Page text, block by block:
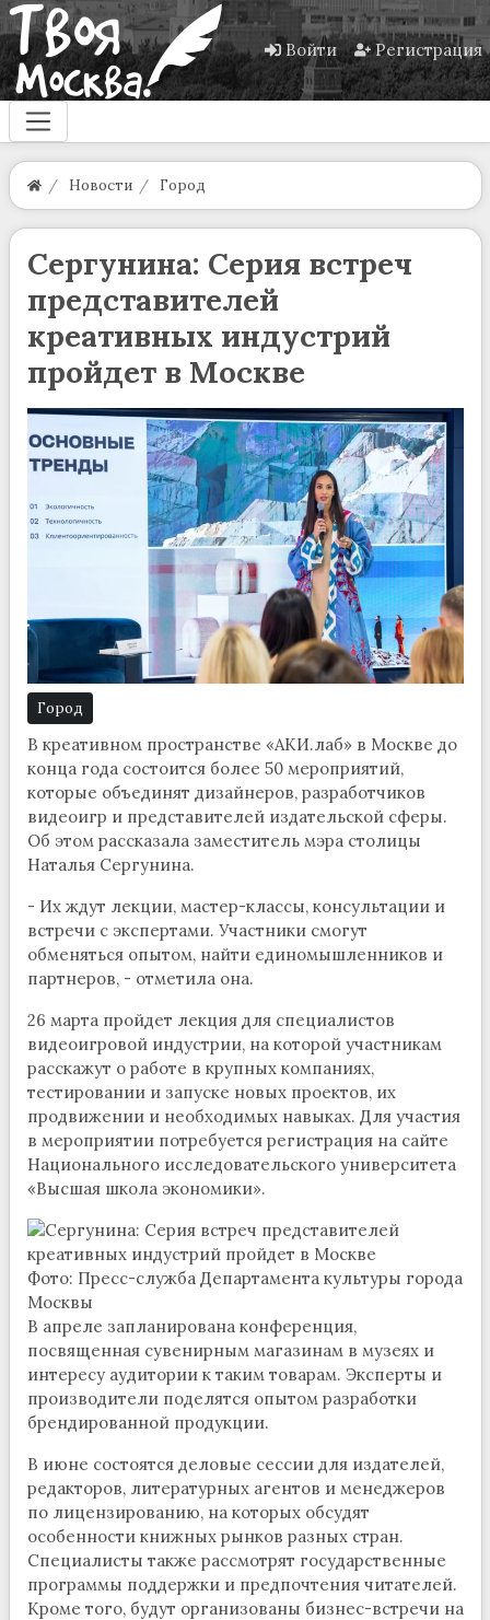
Войти Регистрация
Новости Город
Сергунина: Серия встреч
представителей
креативных индустрий
пройдет в Москве
Город
В креативном пространстве «АКИ.лаб» в Москве до
конца года состоится более 50 мероприятий,
которые объединят дизайнеров, разработчиков
видеоигр и представителей издательской сферы.
Об этом рассказала заместитель мэра столицы
Наталья Сергунина.
- Их ждут лекции, мастер-классы, консультации и
встречи с экспертами. Участники смогут
обменяться опытом, найти единомышленников и
партнеров, - отметила она.
26 марта пройдет лекция для специалистов
видеоигровой индустрии, на которой участникам
расскажут о работе в крупных компаниях,
тестировании и запуске новых проектов, их
продвижении и необходимых навыках. Для участия
в мероприятии потребуется регистрация на сайте
Национального исследовательского университета
«Высшая школа экономики».
Фото: Пресс-служба Департамента культуры города
Москвы
В апреле запланирована конференция,
посвященная сувенирным магазинам в музеях и
интересу аудитории к таким товарам. Эксперты и
производители поделятся опытом разработки
брендированной продукции.
В июне состоятся деловые сессии для издателей,
редакторов, литературных агентов и менеджеров
по лицензированию, на которых обсудят
особенности книжных рынков разных стран.
Специалисты также рассмотрят государственные
программы поддержки и предпочтения читателей.
Кроме того, будут организованы бизнес-встречи на